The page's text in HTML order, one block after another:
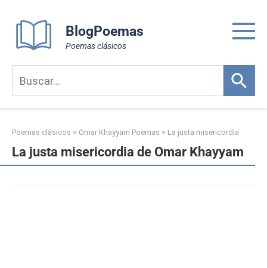
content
BlogPoemas
Poemas clásicos
Poemas clásicos > Omar Khayyam Poemas > La justa misericordia
La justa misericordia de Omar Khayyam